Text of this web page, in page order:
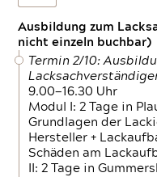
Ausbildung zum
nicht einzeln buchbar)
Termin 2/10:
9.00—16.30 Uhr
Modul I: 2 Tage in
Grundlagen der
Hersteller +
Schäden am
II: 2 Tage in